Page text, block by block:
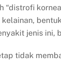
“distrofi
kelainan,
jenis ini,
tidak